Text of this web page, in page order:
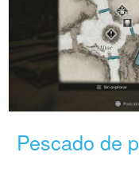
Pescado de